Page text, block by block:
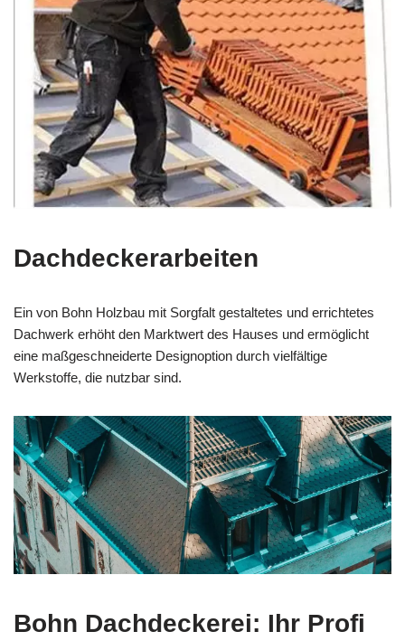
Dachdeckerarbeiten
Ein von Bohn Holzbau mit Sorgfalt gestaltetes und errichtetes
Dachwerk erhöht den Marktwert des Hauses und ermöglicht
eine maßgeschneiderte Designoption durch vielfältige
Werkstoffe, die nutzbar sind.
Bohn Dachdeckerei: Ihr Profi